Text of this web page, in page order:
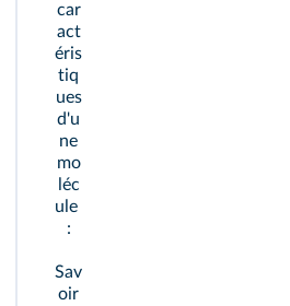
car
act
éris
tiq
ues
d'u
ne
mo
léc
ule
:
Sav
oir